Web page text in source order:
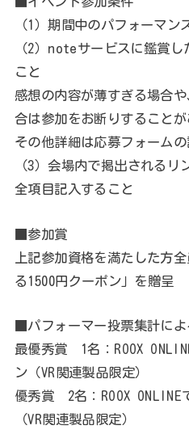
（1）期間中のパフォーマン
（2）noteサービスに鑑賞
こと
感想の内容が薄すぎる場合
合は参加をお断りすることが
その他詳細は応募フォームの
（3）会場内で掲出される
全項目記入すること
■参加賞
上記参加資格を満たした方
る1500円クーポン」を贈呈
■パフォーマー投票集計に
最優秀賞 1名：ROOX
ン（VR関連製品限定）
優秀賞 2名：ROOX
（VR関連製品限定）